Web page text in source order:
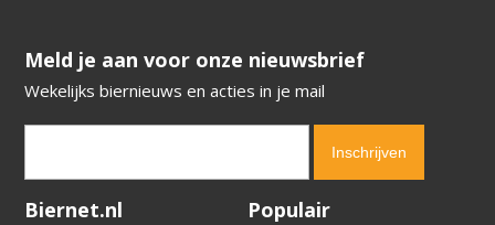
​​​​​​​Meld je aan voor onze nieuwsbrief
Wekelijks biernieuws en acties in je mail
Verification code:
Biernet.nl Populair